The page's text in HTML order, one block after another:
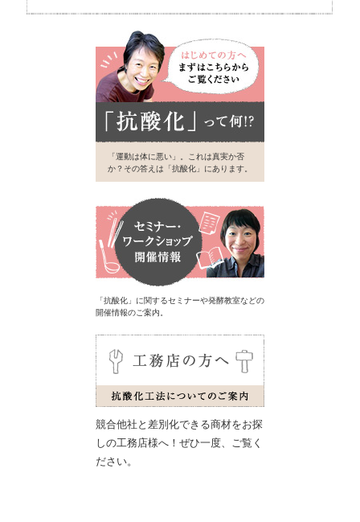
「運動は体に悪い」。これは真実か否
か？その答えは「抗酸化」にあります。
「抗酸化」に関するセミナーや発酵教室などの
開催情報のご案内。
競合他社と差別化できる商材をお探
しの工務店様へ！ぜひ一度、ご覧く
ださい。